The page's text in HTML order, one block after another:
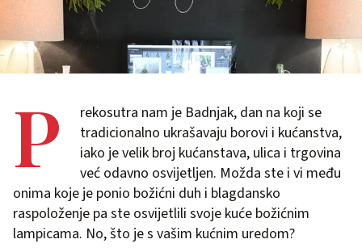
P
rekosutra nam je Badnjak, dan na koji se
tradicionalno ukrašavaju borovi i kućanstva,
iako je velik broj kućanstava, ulica i trgovina
već odavno osvijetljen. Možda ste i vi među
onima koje je ponio božićni duh i blagdansko
raspoloženje pa ste osvijetlili svoje kuće božićnim
lampicama. No, što je s vašim kućnim uredom?